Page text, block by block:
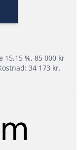
15,15 %, 85 000 kr
34 173 kr.
du vil